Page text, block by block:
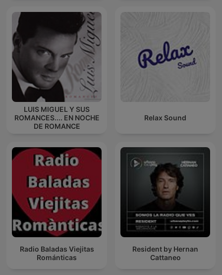
LUIS MIGUEL Y SUS
ROMANCES.... EN NOCHE
DE ROMANCE
Relax Sound
Radio Baladas Viejitas
Románticas
Resident by Hernan
Cattaneo